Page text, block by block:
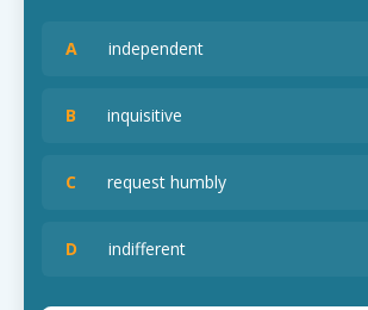
A independent
B inquisitive
C request humbly
D indifferent